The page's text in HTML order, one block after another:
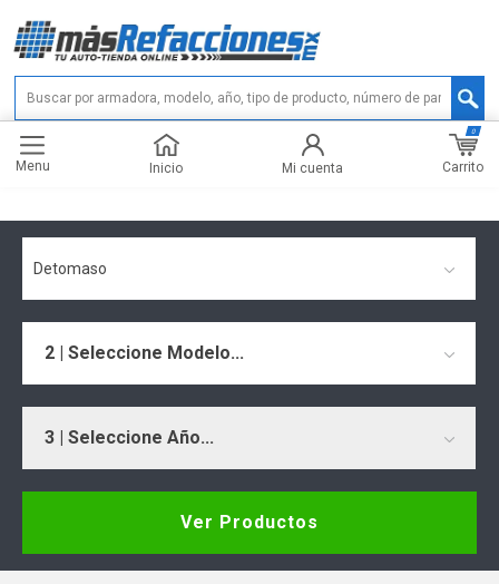
Menu Inicio Mi cuenta Carrito
0
Detomaso
2 | Seleccione Modelo...
3 | Seleccione Año...
Ver Productos